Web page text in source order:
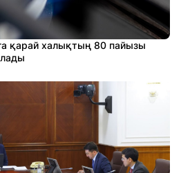
қарай халықтың 80 пайызы